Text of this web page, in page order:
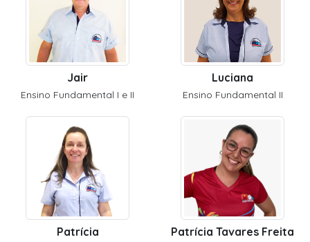
Jair
Ensino Fundamental I e II
Luciana
Ensino Fundamental II
Patrícia Patrícia Tavares Freita